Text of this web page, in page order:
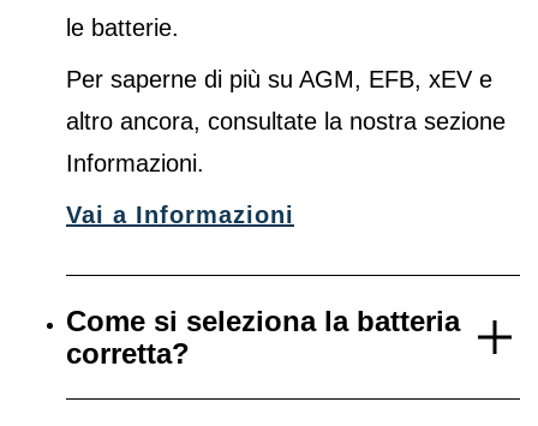
le batterie.
Per saperne di più su AGM, EFB, xEV e
altro ancora, consultate la nostra sezione
Informazioni.
Vai a Informazioni
Come si seleziona la batteria
corretta?